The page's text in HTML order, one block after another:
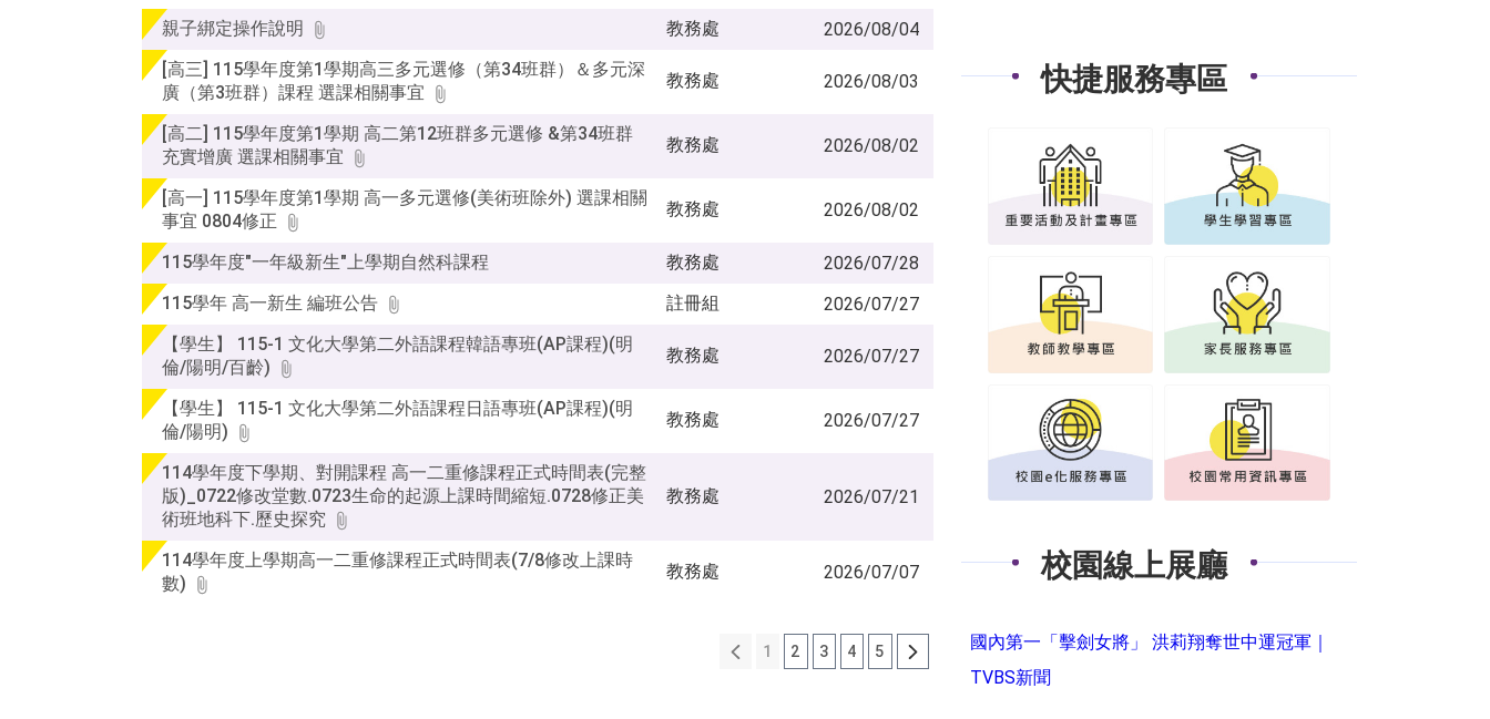
下
Enter
詢
親子綁定操作說明
教務處
2026/08/04
[高三] 115學年度第1學期高三多元選修（第34班群）＆多元深
廣（第3班群）課程 選課相關事宜
教務處 2026/08/03
[高二] 115學年度第1學期 高二第12班群多元選修 &第34班群
充實增廣 選課相關事宜
教務處 2026/08/02
[高一] 115學年度第1學期 高一多元選修(美術班除外) 選課相關
事宜 0804修正
教務處 2026/08/02
115學年度"一年級新生"上學期自然科課程 教務處
2026/07/28
115學年 高一新生 編班公告
註冊組
2026/07/27
【學生】 115-1 文化大學第二外語課程韓語專班(AP課程)(明
倫/陽明/百齡)
教務處 2026/07/27
【學生】 115-1 文化大學第二外語課程日語專班(AP課程)(明
倫/陽明)
教務處 2026/07/27
114學年度下學期、對開課程 高一二重修課程正式時間表(完整
版)_0722修改堂數.0723生命的起源上課時間縮短.0728修正美
術班地科下.歷史探究
教務處 2026/07/21
114學年度上學期高一二重修課程正式時間表(7/8修改上課時
數)
教務處 2026/07/07
1 2 3 4 5
快捷服務專區
校園線上展廳
國內第一「擊劍女將」 洪莉翔奪世中運冠軍｜
TVBS新聞